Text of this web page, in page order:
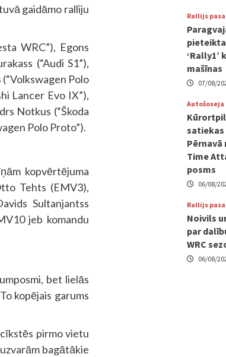
gaidāmo ralliju
WRC”), Egons
(“Audi S1”),
(“Volkswagen Polo
Lancer Evo IX”),
Notkus (“Škoda
Polo Proto”).
kopvērtējuma
Tehts (EMV3),
Sultanjantss
jeb komandu
bet lielās
kopējais garums
pirmo vietu
bagātākie
Rallijs
‘Rally1’
mašīnas
07/08/
Autošoseja
satiekas
Pērnavā
Time
posms
06/08/
Rallijs
Noivils
par
WRC
06/08/